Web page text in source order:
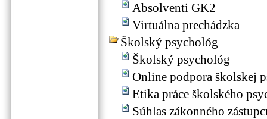
Absolventi GK2
Virtuálna prechádzka
Školský psychológ
Školský psychológ
Online podpora školskej
Etika práce školského
Súhlas zákonného